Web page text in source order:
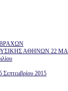
ΑΘΗΝΩΝ 22
Σεπτεμβρίου 2015